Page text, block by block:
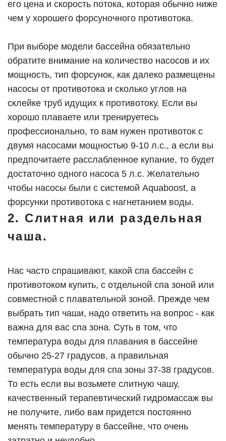
его цена и скорость потока, которая обычно ниже
чем у хорошего форсуночного противотока.
При выборе модели бассейна обязательно
обратите внимание на количество насосов и их
мощность, тип форсунок, как далеко размещены
насосы от противотока и сколько углов на
склейке труб идущих к противотоку. Если вы
хорошо плаваете или тренируетесь
профессионально, то вам нужен противоток с
двумя насосами мощностью 9-10 л.с., а если вы
предпочитаете расслабленное купание, то будет
достаточно одного насоса 5 л.с. Желательно
чтобы насосы были с системой Aquaboost, а
форсунки противотока с нагнетанием воды.
2. Слитная или раздельная
чаша.
Нас часто спрашивают, какой спа бассейн с
противотоком купить, с отдельной спа зоной или
совместной с плавательной зоной. Прежде чем
выбрать тип чаши, надо ответить на вопрос - как
важна для вас спа зона. Суть в том, что
температура воды для плавания в бассейне
обычно 25-27 градусов, а правильная
температура воды для спа зоны 37-38 градусов.
То есть если вы возьмете слитную чашу,
качественный терапевтический гидромассаж вы
не получите, либо вам придется постоянно
менять температуру в бассейне, что очень